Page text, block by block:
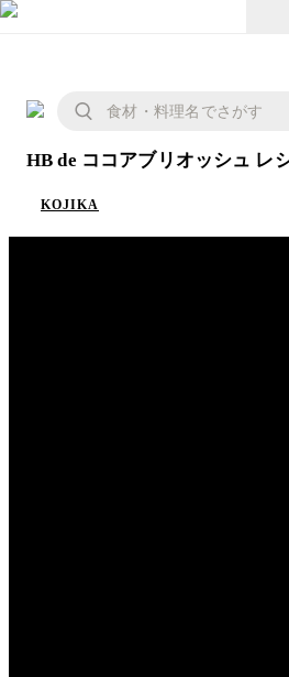
HB de ココアブリオッシュ レ
KOJIKA